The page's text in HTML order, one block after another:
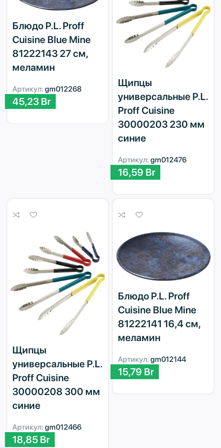
Блюдо P.L. Proff
Cuisine Blue Mine
81222143 27 см,
меламин
Артикул: gm012268
45,23 Br
Щипцы
универсальные P.L.
Proff Cuisine
30000203 230 мм
синие
Артикул: gm012476
16,59 Br
Щипцы
универсальные P.L.
Proff Cuisine
30000208 300 мм
синие
Артикул: gm012466
18,85 Br
Блюдо P.L. Proff
Cuisine Blue Mine
81222141 16,4 см,
меламин
Артикул: gm012144
15,79 Br